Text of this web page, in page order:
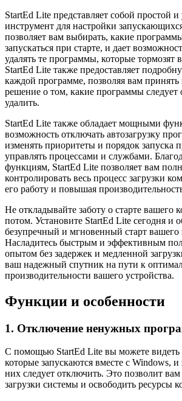
StartEd Lite представляет собой простой
инструмент для настройки
позволяет вам выбирать, какие
запускаться при старте, и дает
удалять те программы, которые тормозят
StartEd Lite также предоставляет
каждой программе, позволяя вам принять
решение о том, какие программы следует
удалить.
StartEd Lite также обладает мощными
возможность отключать автозагрузку
изменять приоритеты и порядок запуска
управлять процессами и службами.
функциям, StartEd Lite позволяет вам
контролировать весь процесс загрузки
его работу и повышая
Не откладывайте заботу о старте вашего
потом. Установите StartEd Lite сегодня и
безупречный и мгновенный старт вашего
Насладитесь быстрым и эффективным
опытом без задержек и медленной
ваш надежный спутник на пути к
производительности вашего устройства.
Функции и особенности
1. Отключение ненужных
С помощью StartEd Lite вы можете видеть
которые запускаются вместе с Windows,
них следует отключить. Это позволит
загрузки системы и освободить ресурсы